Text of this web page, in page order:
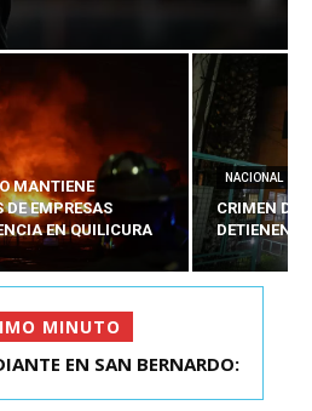
MANTIENE
DE EMPRESAS
EN QUILICURA
NACIONAL
CRIMEN DE
DETIENEN
MINUTO
MONUMENTAL: LA